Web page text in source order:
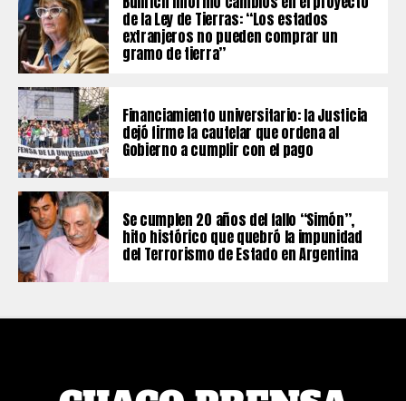
de la Ley de Tierras: “Los estados
extranjeros no pueden comprar un
gramo de tierra”
Financiamiento universitario: la Justicia
dejó firme la cautelar que ordena al
Gobierno a cumplir con el pago
Se cumplen 20 años del fallo “Simón”,
hito histórico que quebró la impunidad
del Terrorismo de Estado en Argentina